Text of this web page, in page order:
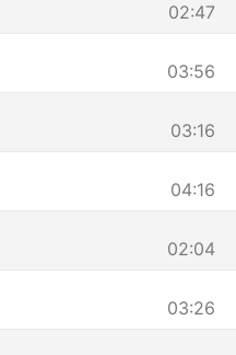
02:47
03:56
03:16
04:16
02:04
03:26